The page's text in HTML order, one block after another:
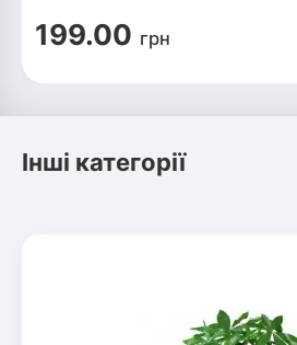
199.00 грн
Інші категорії